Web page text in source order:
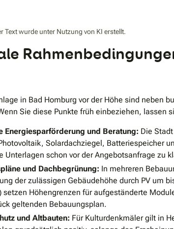
Text wurde unter Nutzung von KI erstellt.
in Bad Homburg vor der Höhe sind neben
Sie diese Punkte früh einbeziehen, lassen
Energiesparförderung und Beratung: Die
Solardachziegel, Batteriespeicher
Unterlagen schon vor der Angebotsanfrage zu
und Dachbegrünung: In mehreren
der zulässigen Gebäudehöhe durch PV um
setzen Höhengrenzen für aufgeständerte
geltenden Bebauungsplan.
und Altbauten: Für Kulturdenkmäler gilt in